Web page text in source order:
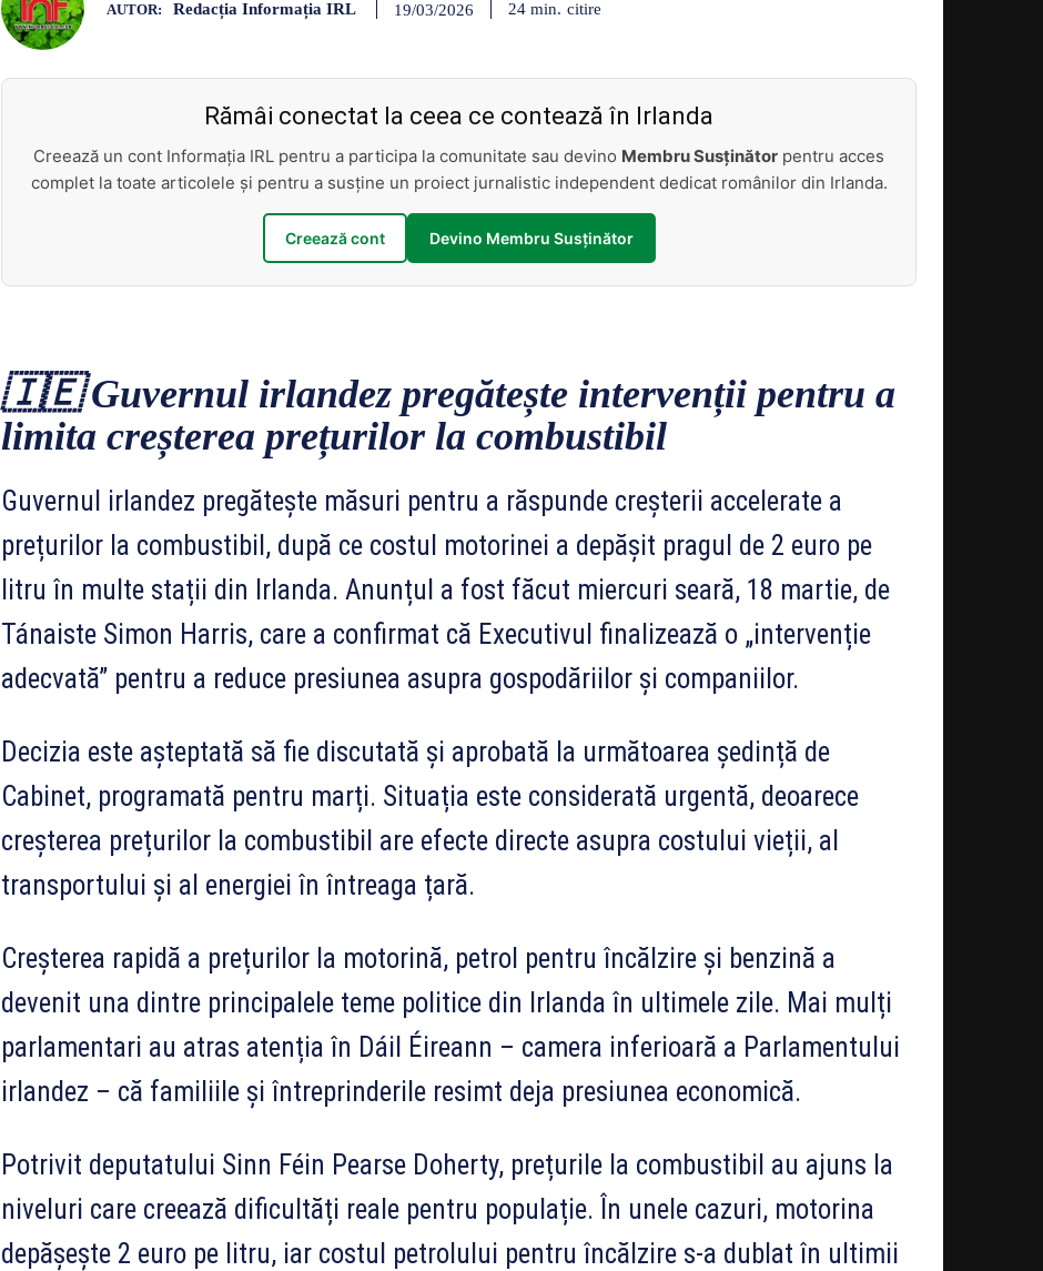
AUTOR: Redacția Informația IRL 19/03/2026 24 min. citire
Rămâi conectat la ceea ce contează în Irlanda
Creează un cont Informația IRL pentru a participa la comunitate sau devino Membru Susținător pentru acces
complet la toate articolele și pentru a susține un proiect jurnalistic independent dedicat românilor din Irlanda.
Creează cont Devino Membru Susținător
🇮🇪 Guvernul irlandez pregătește intervenții pentru a
limita creșterea prețurilor la combustibil
Guvernul irlandez pregătește măsuri pentru a răspunde creșterii accelerate a
prețurilor la combustibil, după ce costul motorinei a depășit pragul de 2 euro pe
litru în multe stații din Irlanda. Anunțul a fost făcut miercuri seară, 18 martie, de
Tánaiste Simon Harris, care a confirmat că Executivul finalizează o „intervenție
adecvată” pentru a reduce presiunea asupra gospodăriilor și companiilor.
Decizia este așteptată să fie discutată și aprobată la următoarea ședință de
Cabinet, programată pentru marți. Situația este considerată urgentă, deoarece
creșterea prețurilor la combustibil are efecte directe asupra costului vieții, al
transportului și al energiei în întreaga țară.
Creșterea rapidă a prețurilor la motorină, petrol pentru încălzire și benzină a
devenit una dintre principalele teme politice din Irlanda în ultimele zile. Mai mulți
parlamentari au atras atenția în Dáil Éireann – camera inferioară a Parlamentului
irlandez – că familiile și întreprinderile resimt deja presiunea economică.
Potrivit deputatului Sinn Féin Pearse Doherty, prețurile la combustibil au ajuns la
niveluri care creează dificultăți reale pentru populație. În unele cazuri, motorina
depășește 2 euro pe litru, iar costul petrolului pentru încălzire s-a dublat în ultimii